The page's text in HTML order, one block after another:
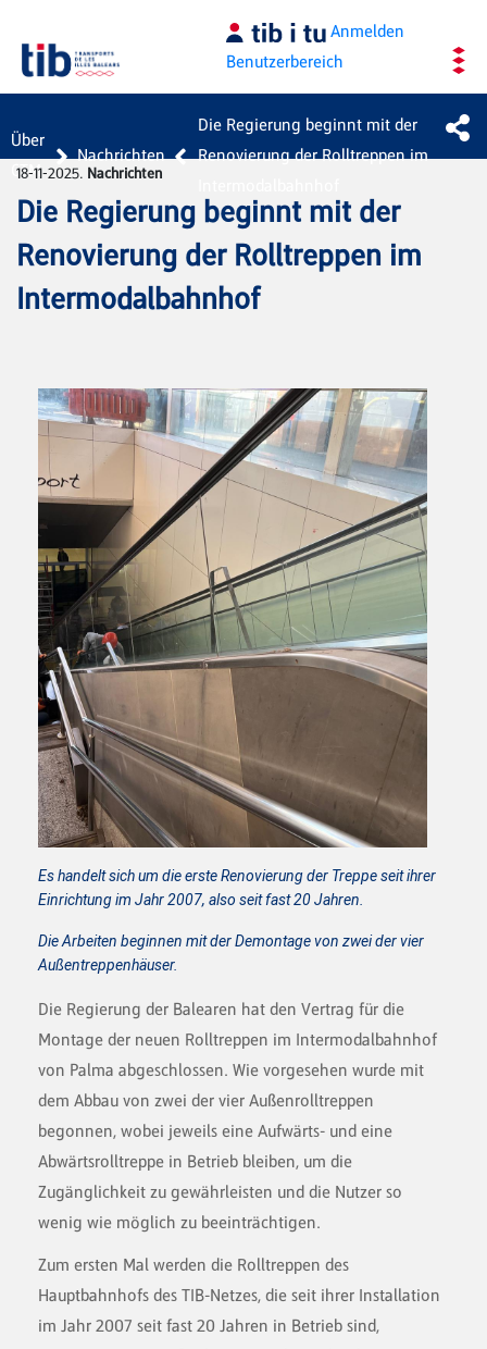
Anmelden
Benutzerbereich
Über
CTM
Nachrichten
Die Regierung beginnt mit der
Renovierung der Rolltreppen im
18-11-2025. Nachrichten
Die Regierung beginnt mit der
Renovierung der Rolltreppen im
Intermodalbahnhof
Es handelt sich um die erste Renovierung der Treppe seit ihrer
Einrichtung im Jahr 2007, also seit fast 20 Jahren.
Die Arbeiten beginnen mit der Demontage von zwei der vier
Außentreppenhäuser.
Die Regierung der Balearen hat den Vertrag für die
Montage der neuen Rolltreppen im Intermodalbahnhof
von Palma abgeschlossen. Wie vorgesehen wurde mit
dem Abbau von zwei der vier Außenrolltreppen
begonnen, wobei jeweils eine Aufwärts- und eine
Abwärtsrolltreppe in Betrieb bleiben, um die
Zugänglichkeit zu gewährleisten und die Nutzer so
wenig wie möglich zu beeinträchtigen.
Zum ersten Mal werden die Rolltreppen des
Hauptbahnhofs des TIB-Netzes, die seit ihrer Installation
im Jahr 2007 seit fast 20 Jahren in Betrieb sind,